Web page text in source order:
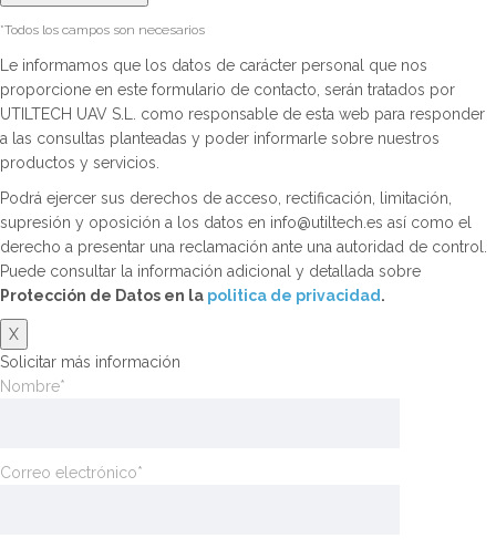
*Todos los campos son necesarios
Le informamos que los datos de carácter personal que nos
proporcione en este formulario de contacto, serán tratados por
UTILTECH UAV S.L. como responsable de esta web para responder
a las consultas planteadas y poder informarle sobre nuestros
productos y servicios.
Podrá ejercer sus derechos de acceso, rectificación, limitación,
supresión y oposición a los datos en info@utiltech.es así como el
derecho a presentar una reclamación ante una autoridad de control.
Puede consultar la información adicional y detallada sobre
Protección de Datos en la politica de privacidad .
X
Solicitar más información
Nombre*
Correo electrónico*